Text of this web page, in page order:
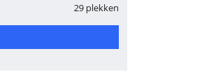
29 plekken